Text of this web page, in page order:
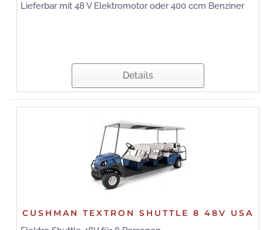
Lieferbar mit 48 V Elektromotor oder 400 ccm Benziner
Details
CUSHMAN TEXTRON SHUTTLE 8 48V USA